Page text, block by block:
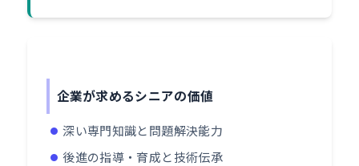
企業が求めるシニアの価値
深い専門知識と問題解決能力
後進の指導・育成と技術伝承